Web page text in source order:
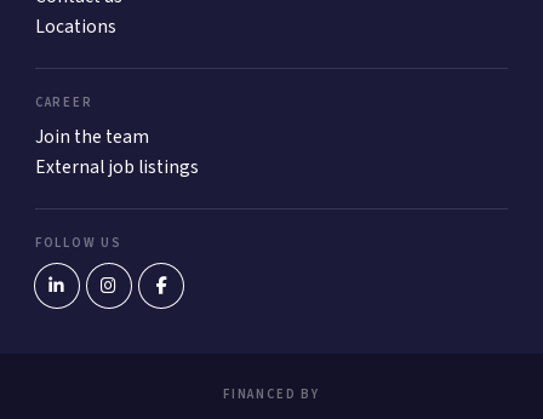
Locations
CAREER
Join the team
External job listings
FOLLOW US
FINANCED BY